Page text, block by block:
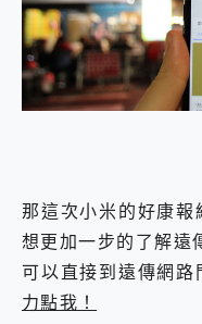
那這次小米的好康
想更加一步的了解遠
可以直接到遠傳網路
力點我！